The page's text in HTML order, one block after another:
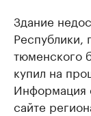
Здание
Республики,
тюменского
купил на
Информация
сайте